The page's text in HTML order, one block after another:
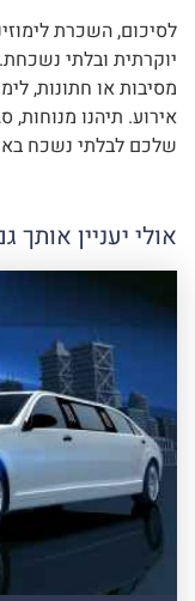
לסיכום, השכרת
יוקרתית ובלתי
מסיבות או חתונות,
אירוע. תיהנו מנוחות,
שלכם לבלתי נשכח
אולי יעניין אותך